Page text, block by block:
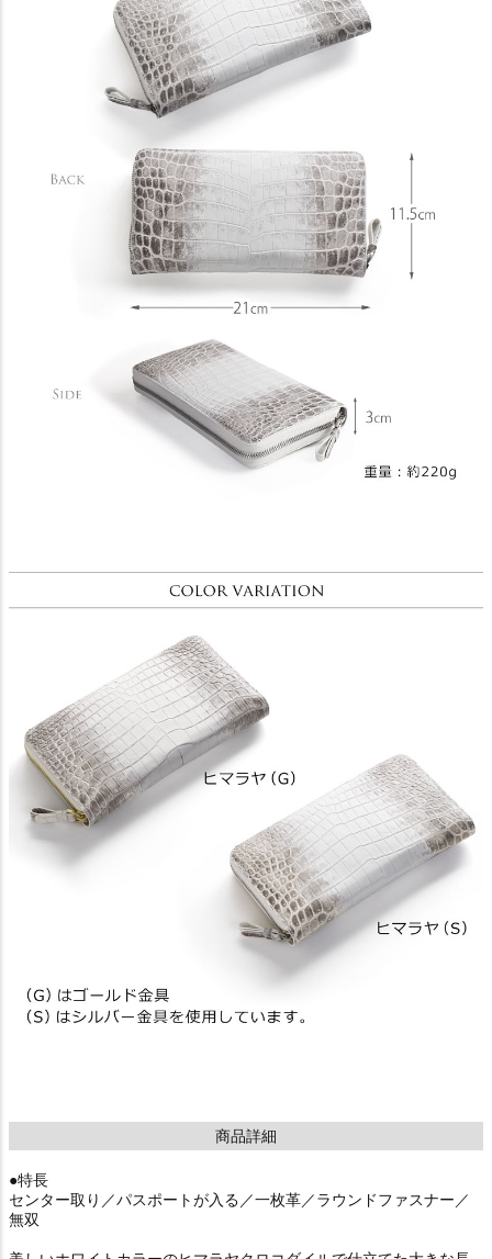
商品詳細
●特長
センター取り／パスポートが入る／一枚革／ラウンドファスナー／
無双